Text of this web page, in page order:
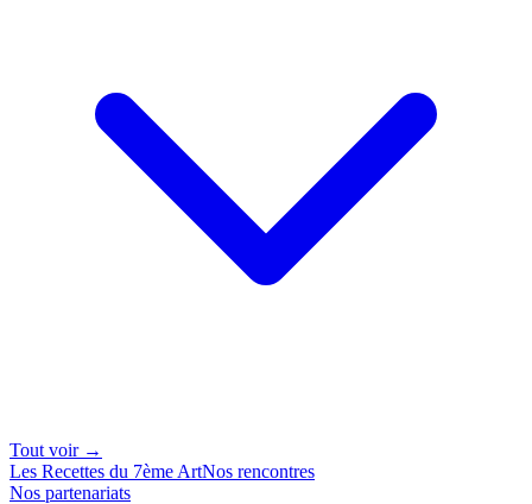
Tout voir →
Les Recettes du 7ème ArtNos rencontres
Nos partenariats